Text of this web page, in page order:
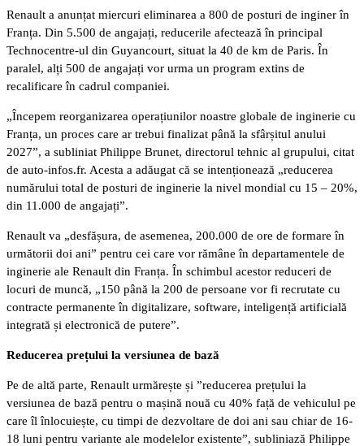
Renault a anunțat miercuri eliminarea a 800 de posturi de inginer în
Franța. Din 5.500 de angajați, reducerile afectează în principal
Technocentre-ul din Guyancourt, situat la 40 de km de Paris. În
paralel, alți 500 de angajați vor urma un program extins de
recalificare în cadrul companiei.
„Începem reorganizarea operațiunilor noastre globale de inginerie cu
Franța, un proces care ar trebui finalizat până la sfârșitul anului
2027”, a subliniat Philippe Brunet, directorul tehnic al grupului, citat
de auto-infos.fr. Acesta a adăugat că se intenționează „reducerea
numărului total de posturi de inginerie la nivel mondial cu 15 – 20%,
din 11.000 de angajați”.
Renault va „desfășura, de asemenea, 200.000 de ore de formare în
următorii doi ani” pentru cei care vor rămâne în departamentele de
inginerie ale Renault din Franța. În schimbul acestor reduceri de
locuri de muncă, „150 până la 200 de persoane vor fi recrutate cu
contracte permanente în digitalizare, software, inteligență artificială
integrată și electronică de putere”.
Reducerea prețului la versiunea de bază
Pe de altă parte, Renault urmărește și ”reducerea prețului la
versiunea de bază pentru o mașină nouă cu 40% față de vehiculul pe
care îl înlocuiește, cu timpi de dezvoltare de doi ani sau chiar de 16-
18 luni pentru variante ale modelelor existente”, subliniază Philippe